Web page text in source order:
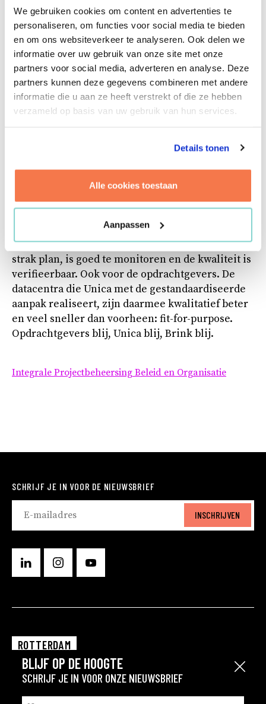
We gebruiken cookies om content en advertenties te
personaliseren, om functies voor social media te bieden
en om ons websiteverkeer te analyseren. Ook delen we
informatie over uw gebruik van onze site met onze
partners voor social media, adverteren en analyse. Deze
partners kunnen deze gegevens combineren met andere
informatie die u aan ze heeft verstrekt of die ze hebben
verzameld op basis van uw gebruik van hun services.
Details tonen
Alle cookies toestaan
Aanpassen
beeld. Groot of klein, eenvoudig of complex: als
hoofdaannemer ondersteunt Unica Datacenters
opdrachtgevers bij al hun datacenteruitdagingen.
Opdrachtgevers voor de bouw van een nieuw
datacentrum, denk daarbij aan organisaties als
VodafoneZiggo, Interxion en Equinix, hebben
meestal een enorme haast. De realisatie van een
datacentrum is echter een integrale en complexe
hoek. Brink adviseert Unica over de benodigde
projectorganisatiestructuur en het bijbehorende
managementsysteem. Samen met Unica is een
nieuwe standaard werkwijze ontwikkeld,
profileren. De ontwikkeling van een nieuw
datacentrum verloopt bij Unica nu volgens een
strak plan, is goed te monitoren en de kwaliteit is
verifieerbaar. Ook voor de opdrachtgevers. De
datacentra die Unica met de gestandaardiseerde
aanpak realiseert, zijn daarmee kwalitatief beter
en veel sneller dan voorheen: fit-for-purpose.
Opdrachtgevers blij, Unica blij, Brink blij.
Integrale Projectbeheersing Beleid en Organisatie
Sluit
BLIJF OP DE HOOGTE
SCHRIJF JE IN VOOR ONZE NIEUWSBRIEF
SCHRIJF JE IN VOOR DE NIEUWSBRIEF
INSCHRIJVEN
ROTTERDAM
EINDHOVEN
GRONINGEN